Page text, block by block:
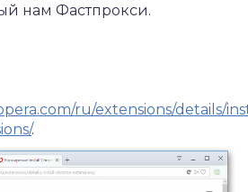
нам Фастпрокси.
ru/extensions/details/
.